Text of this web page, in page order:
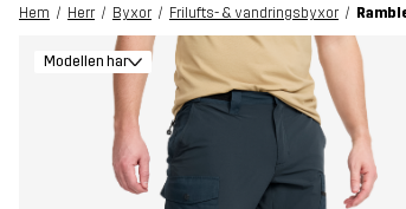
Hem Herr Byxor Frilufts- & vandringsbyxor
Modellen har